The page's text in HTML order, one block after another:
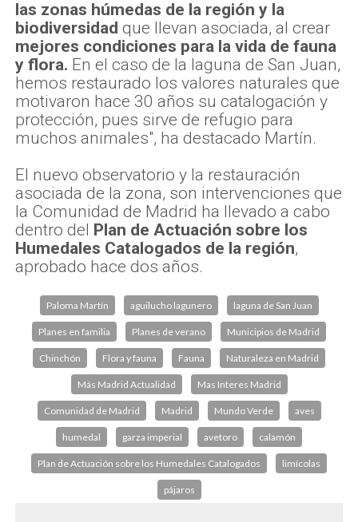
"Esta iniciativa favorece laconservación de
las zonas húmedas de la región y la
biodiversidadque llevan asociada, al crear
mejores condiciones para la vida de fauna
y flora. En el caso de la laguna de San Juan,
hemos restaurado los valores naturales que
motivaron hace 30 años su catalogación y
protección, pues sirve de refugio para
El nuevo observatorio y la restauración
asociada de la zona, son intervenciones que
la Comunidad de Madrid ha llevado a cabo
dentro delPlan de Actuación sobre los
Humedales Catalogados de la región
Paloma Martín aguilucho lagunero laguna de San Juan
Planes en familia Planes de verano Municipios de Madrid
Chinchón Flora y fauna Fauna Naturaleza en Madrid
Más Madrid Actualidad Mas Interes Madrid
Comunidad de Madrid Madrid Mundo Verde aves
humedal garza imperial avetoro calamón
Plan de Actuación sobre los Humedales Catalogados